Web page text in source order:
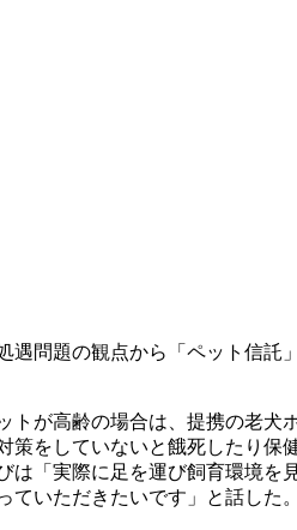
問題の観点から「ペット信託
が高齢の場合は、提携の老犬
をしていないと餓死したり保
「実際に足を運び飼育環境を
いただきたいです」と話した。